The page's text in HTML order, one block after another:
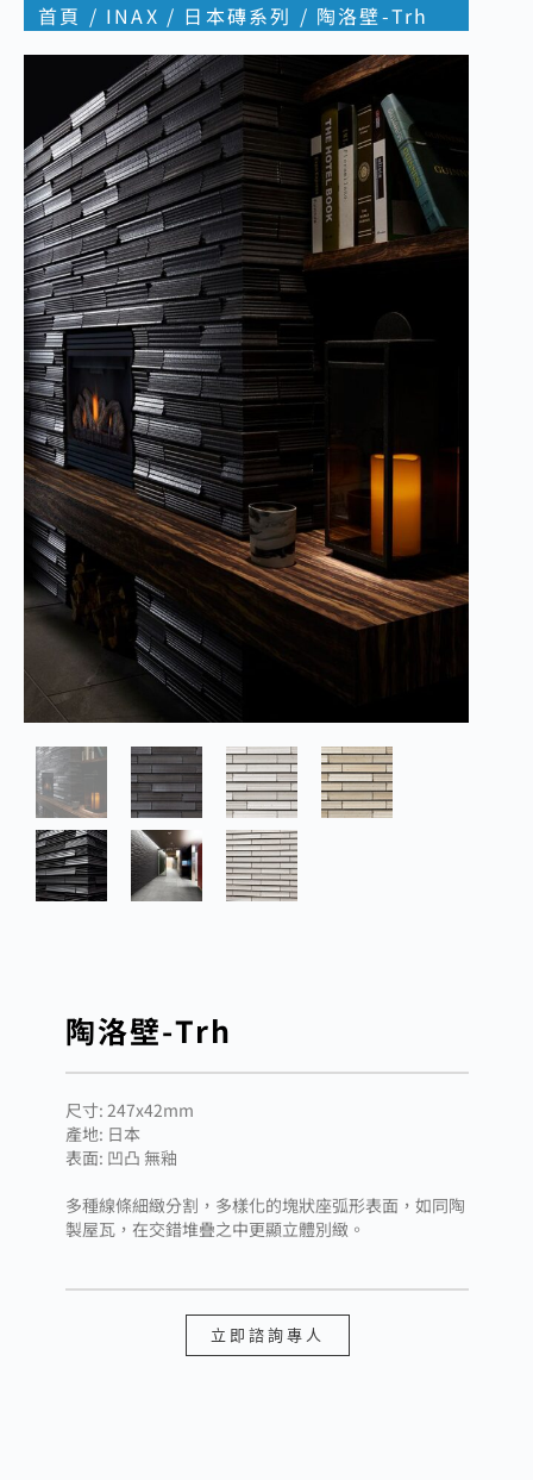
首頁 / INAX / 日本磚系列 / 陶洛壁-Trh
陶洛壁-Trh
尺寸: 247x42mm
產地: 日本
表面: 凹凸 無釉
多種線條細緻分割，多樣化的塊狀座弧形表面，如同陶
製屋瓦，在交錯堆疊之中更顯立體別緻。
立即諮詢專人